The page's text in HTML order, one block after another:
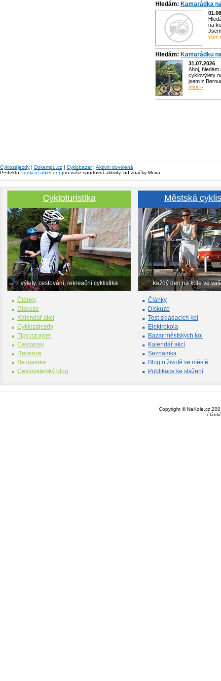
Hledám: Kamarádka
na
více
Hledám: Kamarádku
31.07.2026
Ahoj,
cyklovýlety
jsem z
více »
Cyklozájezdy | Dokempu.cz | Cyklobazar| Aktivni dovolená
Perfektní funkční oblečení pro vaše sportovní aktivity, od značky Moira.
Cykloturistika
výlety, cestování, rekreační cyklistika
Články
Diskuze
Kalendář akcí
Cyklozájezdy
Tipy na výlet
Cestopisy
Recenze
Seznamka
Cestovatelský blog
Městská
každý den na kole ve
Články
Diskuze
Test skládacích kol
Elektrokola
Bazar městských kol
Kalendář akcí
Seznamka
Blog o životě ve městě
Publikace ke stažení
Copyright © NaKole.cz